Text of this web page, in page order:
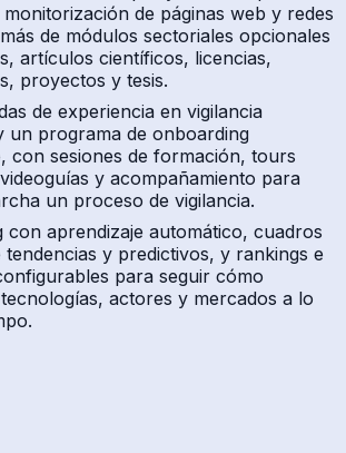
de páginas web y redes
de módulos sectoriales opcionales
artículos científicos, licencias,
proyectos y tesis.
de experiencia en vigilancia
un programa de onboarding
con sesiones de formación, tours
y acompañamiento para
un proceso de vigilancia.
con aprendizaje automático, cuadros
tendencias y predictivos, y rankings e
para seguir cómo
actores y mercados a lo